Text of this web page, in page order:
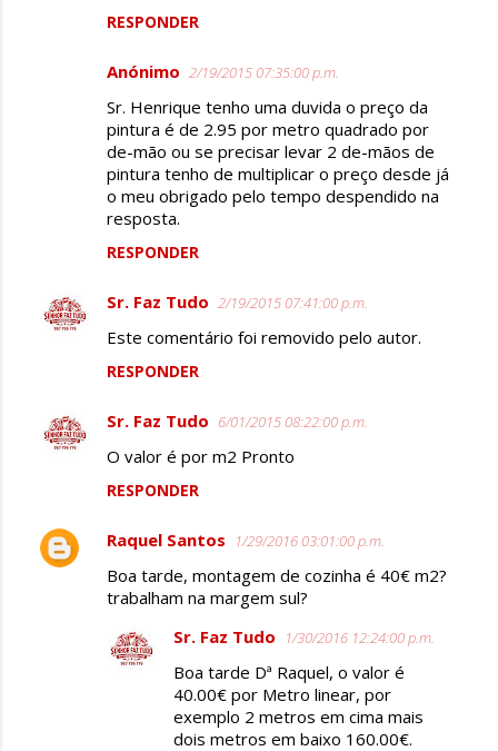
RESPONDER
Anónimo 2/19/2015 07:35:00 p.m.
Sr. Henrique tenho uma duvida o preço da
pintura é de 2.95 por metro quadrado por
de-mão ou se precisar levar 2 de-mãos de
pintura tenho de multiplicar o preço desde já
o meu obrigado pelo tempo despendido na
resposta.
RESPONDER
Sr. Faz Tudo 2/19/2015 07:41:00 p.m.
Este comentário foi removido pelo autor.
RESPONDER
Sr. Faz Tudo 6/01/2015 08:22:00 p.m.
O valor é por m2 Pronto
RESPONDER
Raquel Santos 1/29/2016 03:01:00 p.m.
Boa tarde, montagem de cozinha é 40€ m2?
trabalham na margem sul?
Sr. Faz Tudo
1/30/2016 12:24:00 p.m.
Boa tarde Dª Raquel, o valor é
40.00€ por Metro linear, por
exemplo 2 metros em cima mais
dois metros em baixo 160.00€.